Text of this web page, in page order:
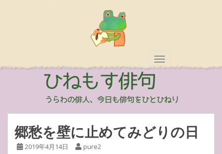
TOGGLE
郷愁を壁に止めてみどりの日
2019年4月14日 pure2